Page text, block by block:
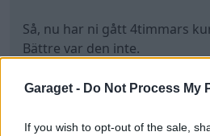
Garaget - Do Not Process My
If you wish to opt-out of the sale,
Så, nu har ni gått 4timmars
Bättre var den inte.
En A4 rent av.